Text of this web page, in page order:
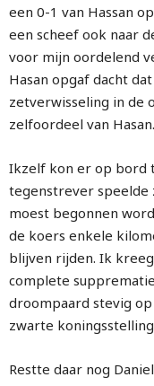
een 0-1 van Hassan
een scheef ook naar
voor mijn oordelend
Hasan opgaf dacht
zetverwisseling in de
zelfoordeel van Hasan.
Ikzelf kon er op bord
tegenstrever speelde
moest begonnen
de koers enkele
blijven rijden. Ik
complete
droompaard stevig
zwarte
Restte daar nog